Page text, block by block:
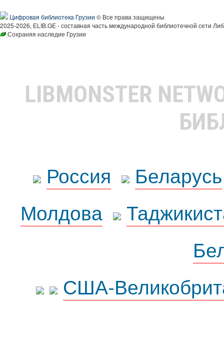
Цифровая библиотека Грузии © Все права защищены
2025-2026, ELIB.GE - составная часть международной библиотечной сети
Сохраняя наследие Грузии
LIBMONSTER
Россия
Беларусь
Молдова
США-